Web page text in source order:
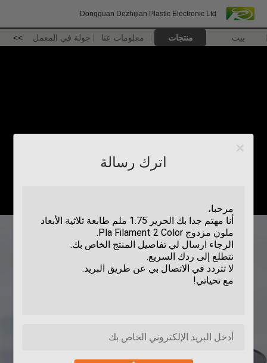
Dongguan Dezhijian Plastic Electronic Ltd
بيت منتجات معلومات عنا جولة في المعمل >>
اترك رسالة